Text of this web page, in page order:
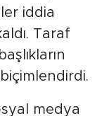
iddia
Taraf
medya